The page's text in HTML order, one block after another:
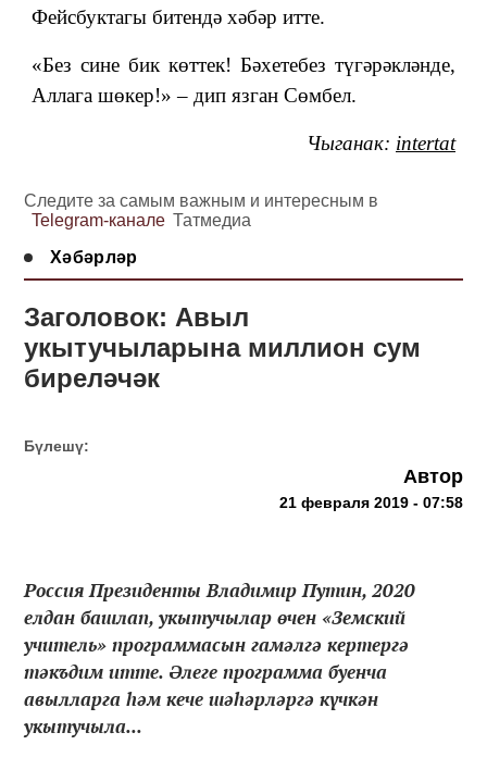
Фейсбуктагы битендә хәбәр итте.
«Без сине бик көттек! Бәхетебез түгәрәкләнде,
Аллага шөкер!» ‒ дип язган Сөмбел.
Чыганак: intertat
Следите за самым важным и интересным в
Telegram-канале Татмедиа
Хәбәрләр
Заголовок: Авыл
укытучыларына миллион сум
биреләчәк
Бүлешү:
Автор
21 февраля 2019 - 07:58
Россия Президенты Владимир Путин, 2020
елдан башлап, укытучылар өчен «Земский
учитель» программасын гамәлгә кертергә
тәкъдим итте. Әлеге программа буенча
авылларга һәм кече шәһәрләргә күчкән
укытучыла...